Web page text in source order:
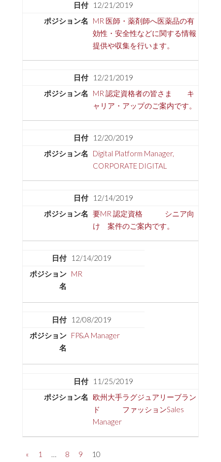
12/21/2019
MR 医師・薬剤師へ医薬品の有
効性・安全性などに関する情報
提供や収集を行います。
12/21/2019
MR 認定資格者の皆さま キ
ャリア・アップのご案内です。
12/20/2019
Digital Platform Manager,
CORPORATE DIGITAL
12/14/2019
要MR 認定資格 シニア向
け 案件のご案内です。
12/14/2019
MR
12/08/2019
FP&A Manager
11/25/2019
欧州大手ラグジュアリーブラン
ド ファッションSales
Manager
« 1 … 8 9
10